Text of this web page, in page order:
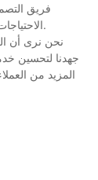
فريق
الاحتياجات المخصصة. يتم قبول الشعار والتصميم الخاص بالعميل.
نحن نرى أن
جهدنا لتحسين
المزيد من